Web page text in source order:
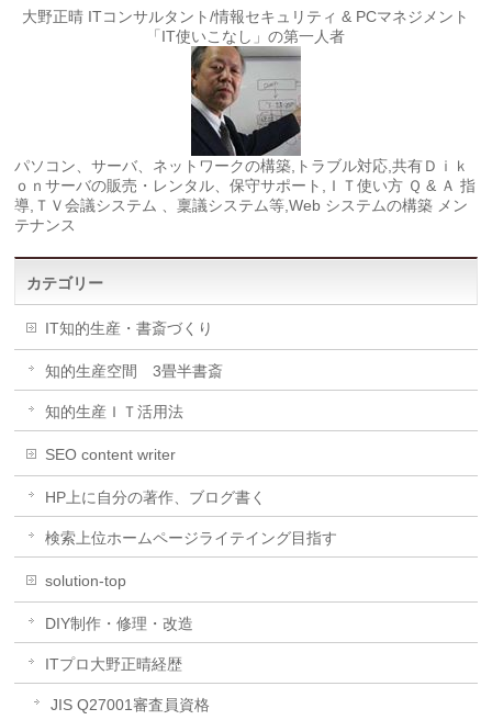
大野正晴 ITコンサルタント/情報セキュリティ & PCマネジメント
「IT使いこなし」の第一人者
パソコン、サーバ、ネットワークの構築,トラブル対応,共有Ｄｉｋ
ｏｎサーバの販売・レンタル、保守サポート,ＩＴ使い方 Ｑ & Ａ 指
導,ＴＶ会議システム 、稟議システム等,Web システムの構築 メン
テナンス
カテゴリー
IT知的生産・書斎づくり
知的生産空間 3畳半書斎
知的生産ＩＴ活用法
SEO content writer
HP上に自分の著作、ブログ書く
検索上位ホームページライテイング目指す
solution-top
DIY制作・修理・改造
ITプロ大野正晴経歴
JIS Q27001審査員資格